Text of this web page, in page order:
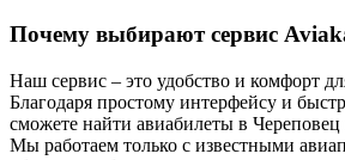
Почему выбирают сервис
Наш сервис – это удобство и комфорт
Благодаря простому интерфейсу и
сможете найти авиабилеты в
Мы работаем только с известными